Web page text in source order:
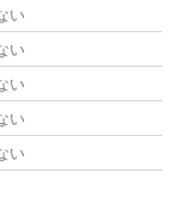
い
い
い
い
い